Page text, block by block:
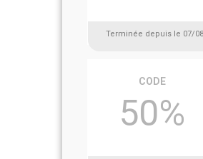
Terminée depuis le 07/
CODE
50%